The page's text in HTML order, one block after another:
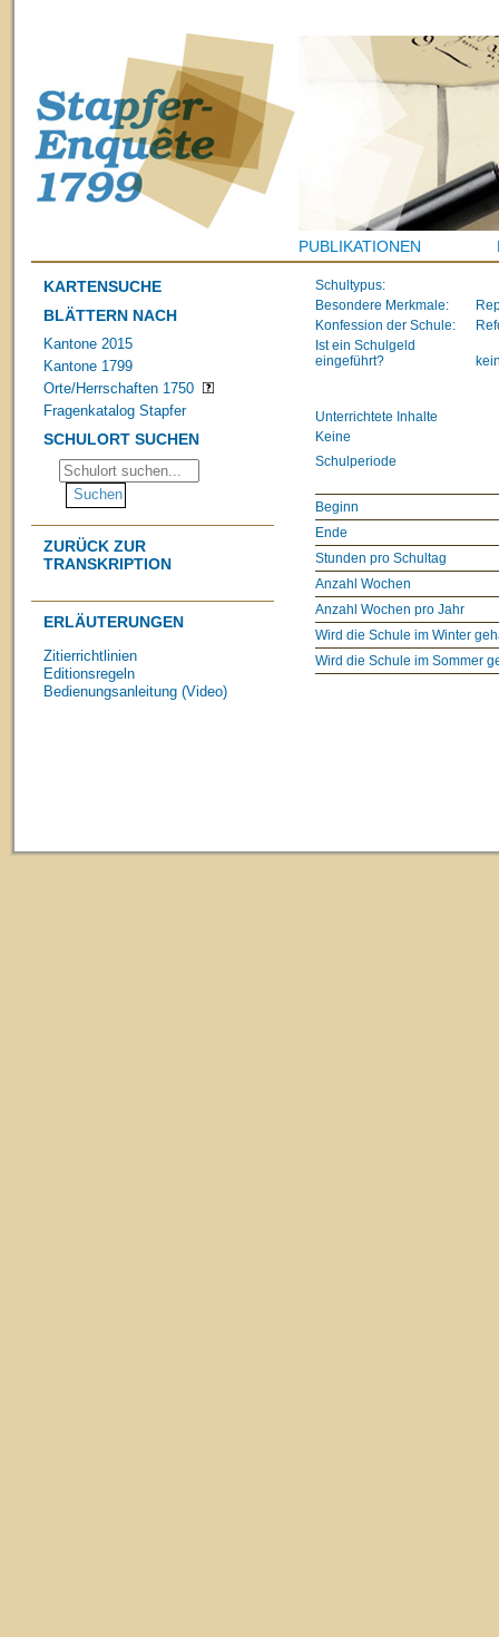
PUBLIKATIONEN
KARTENSUCHE
BLÄTTERN NACH
Kantone 2015
Kantone 1799
Orte/Herrschaften 1750
Fragenkatalog Stapfer
SCHULORT SUCHEN
ZURÜCK ZUR
TRANSKRIPTION
ERLÄUTERUNGEN
Zitierrichtlinien
Editionsregeln
Bedienungsanleitung (Video)
Schultypus:
Besondere Merkmale:
Konfession der Schule:
Ist ein Schulgeld
eingeführt?
Unterrichtete Inhalte
Keine
Schulperiode
Beginn
Ende
Stunden pro Schultag
Anzahl Wochen
Anzahl Wochen pro Jahr
Wird die Schule im Winter
Wird die Schule im Sommer